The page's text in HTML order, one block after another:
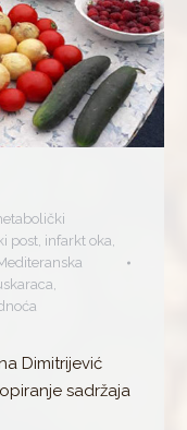
post, infarkt oka,
,
Dimitrijević
sadržaja